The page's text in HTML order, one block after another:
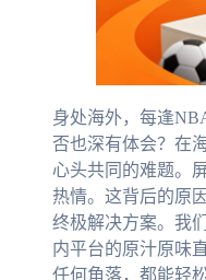
身处海外，每逢
否也深有体会？在
心头共同的难题。
热情。这背后的原
终极解决方案。我
内平台的原汁原味
任何角落，都能轻